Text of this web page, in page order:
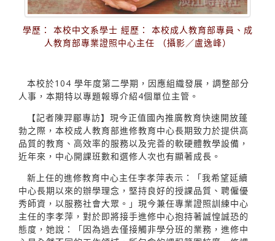
學歷： 本校中文系學士 經歷： 本校成人教育部專員、成
人教育部專業證照中心主任 （攝影／盧逸峰）
本校於104 學年度第二學期，因應組織發展，調整部分
人事，本期特以專題報導介紹4個單位主管。
【記者陳羿郿專訪】現今正值國內推廣教育快速開放蓬
勃之際，本校成人教育部進修教育中心長期致力於提供高
品質的教育、高效率的服務以及完善的軟硬體教學設備，
近年來，中心開課班數和選修人次也有顯著成長。
新上任的進修教育中心主任李孝萍表示：「我希望延續
中心長期以來的辦學理念，堅持良好的授課品質、聘僱優
秀師資，以服務社會大眾。」現今兼任專業證照訓練中心
主任的李孝萍，對於即將接手進修中心抱持著誠惶誠恐的
態度，她說：「因為過去僅接觸非學分班的業務，進修中